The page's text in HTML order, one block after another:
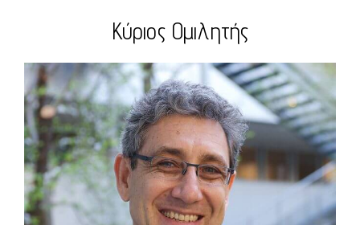
Κύριος Oμιλητής